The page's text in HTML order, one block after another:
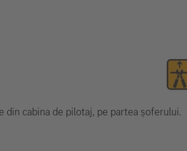
cabina de pilotaj, pe partea șoferului.